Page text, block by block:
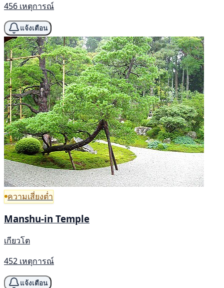
456 เหตุการณ์
แจ้งเตือน
ความเสี่ยงต่ำ
Manshu-in Temple
เกียวโต
452 เหตุการณ์
แจ้งเตือน